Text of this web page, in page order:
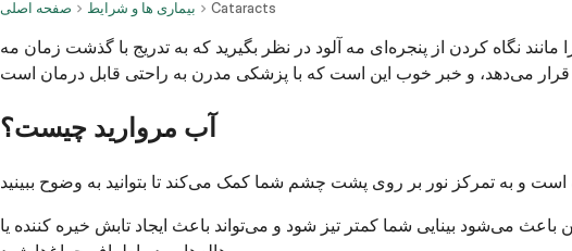
صفحه اصلی بیماری ها و شرایط Cataracts
نگاه کردن از پنجره‌ای مه آلود در نظر بگیرید که به تدریج با گذشت زمان مه
آب مروارید چیست؟
می‌شود بینایی شما کمتر تیز شود و می‌تواند باعث ایجاد تابش خیره کننده یا